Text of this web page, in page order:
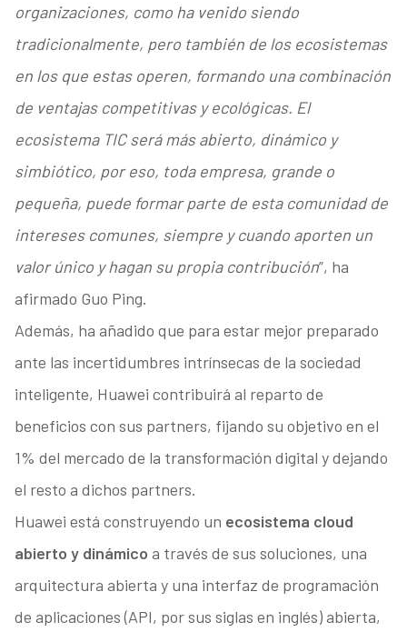
organizaciones, como ha venido siendo
tradicionalmente, pero también de los ecosistemas
en los que estas operen, formando una combinación
de ventajas competitivas y ecológicas. El
ecosistema TIC será más abierto, dinámico y
simbiótico, por eso, toda empresa, grande o
pequeña, puede formar parte de esta comunidad de
intereses comunes, siempre y cuando aporten un
valor único y hagan su propia contribución”, ha
afirmado Guo Ping.
Además, ha añadido que para estar mejor preparado
ante las incertidumbres intrínsecas de la sociedad
inteligente, Huawei contribuirá al reparto de
beneficios con sus partners, fijando su objetivo en el
1% del mercado de la transformación digital y dejando
el resto a dichos partners.
Huawei está construyendo un ecosistema cloud
abierto y dinámico a través de sus soluciones, una
arquitectura abierta y una interfaz de programación
de aplicaciones (API, por sus siglas en inglés) abierta,